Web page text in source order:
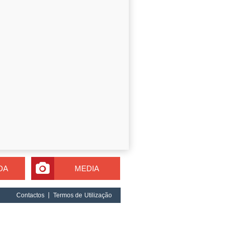
MEDIA
Contactos Termos de Utilização